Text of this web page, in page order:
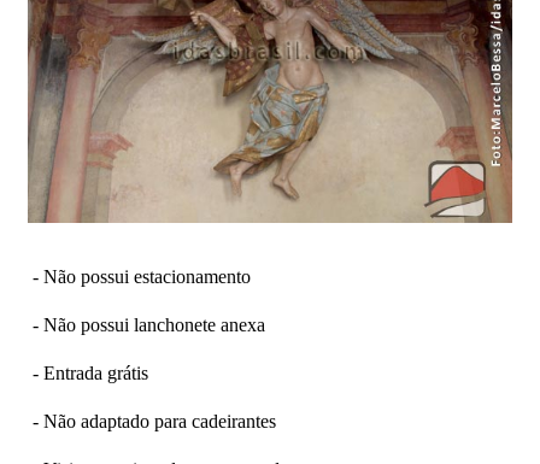
- Não possui estacionamento
- Não possui lanchonete anexa
- Entrada grátis
- Não adaptado para cadeirantes